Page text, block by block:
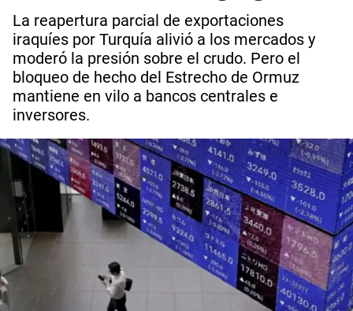
La reapertura parcial de exportaciones
iraquíes por Turquía alivió a los mercados y
moderó la presión sobre el crudo. Pero el
bloqueo de hecho del Estrecho de Ormuz
mantiene en vilo a bancos centrales e
inversores.